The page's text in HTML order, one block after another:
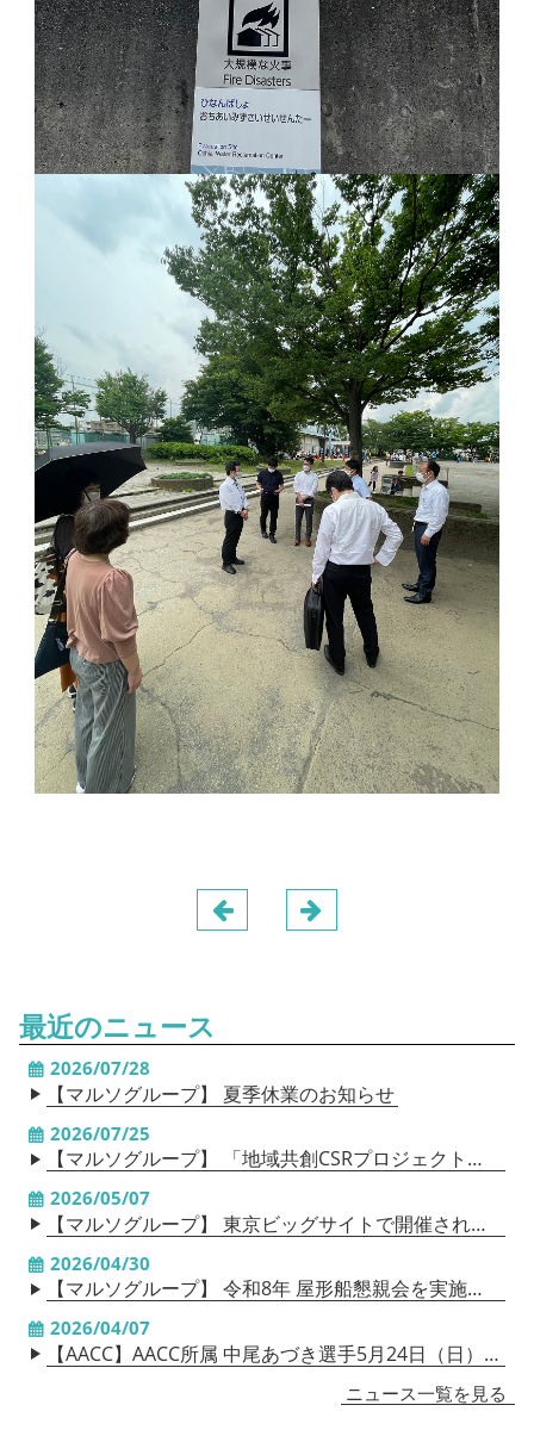
最近のニュース
【マルソグループ】 夏季休業のお知らせ
2026/07/28
【マルソグループ】 「地域共創CSRプロジェクト」を、福島県・只見町で開催。「群馬のランボー」によるサバイバル授業で次世代へ「生きる力」を伝承
2026/07/25
【マルソグループ】 東京ビッグサイトで開催される「FIELDSTYLE 2026」へ、マルソグループが参加いたします！
2026/05/07
【マルソグループ】 令和8年 屋形船懇親会を実施しました。
2026/04/30
【AACC】AACC所属 中尾あづき選手5月24日（日）試合のお知らせ
2026/04/07
ニュース一覧を見る